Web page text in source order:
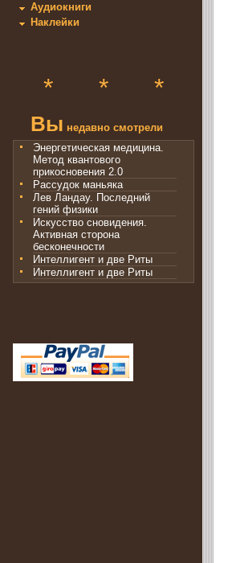
Аудиокниги
Наклейки
* * *
Вы недавно смотрели
Энергетическая медицина.
Метод квантового
прикосновения 2.0
Рассудок маньяка
Лев Ландау. Последний
гений физики
Искусство сновидения.
Активная сторона
бесконечности
Интеллигент и две Риты
Интеллигент и две Риты